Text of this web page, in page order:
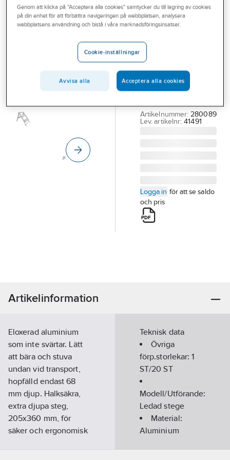
Outlet
Branscher ZARGES
Plazastep P
ARBETSPALL
ZARGES PLAZASTEP
P 3-STEG 41491
Artikelnummer: 280089
Lev. artikelnr: 41491
Logga in för att se saldo
och pris
Artikelinformation
Eloxerad aluminium
som inte svärtar. Lätt
att bära och stuva
undan vid transport,
hopfälld endast 68
mm djup. Halksäkra,
extra djupa steg,
205x360 mm, för
säker och ergonomisk
Teknisk data
Övriga
förp.storlekar:1
ST/20 ST
Modell/Utförande:
Ledad stege
Material:
Aluminium
Genom att klicka på "Acceptera alla cookies" samtycker du till lagring av cookies
på din enhet för att förbättra navigeringen på webbplatsen, analysera
webbplatsens användning och bistå i våra marknadsföringsinsatser.
Cookie-inställningar
Avvisa alla Acceptera alla cookies